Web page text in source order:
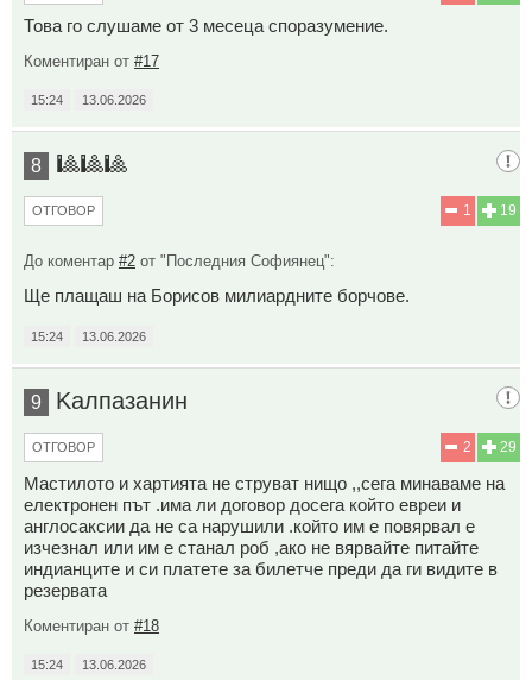
Това го слушаме от 3 месеца споразумение.
Коментиран от #17
15:24 13.06.2026
8 🎱🎱🎱
19
1
ОТГОВОР
До коментар #2 от "Последния Софиянец":
Ще плащаш на Борисов милиардните борчове.
15:24 13.06.2026
9 Kaлпазанин
29
2
ОТГОВОР
Мастилото и хартията не струват нищо ,,сега минаваме на
електронен път .има ли договор досега който евреи и
англосаксии да не са нарушили .който им е повярвал е
изчезнал или им е станал роб ,ако не вярвайте питайте
индианците и си платете за билетче преди да ги видите в
резервата
Коментиран от #18
15:24 13.06.2026